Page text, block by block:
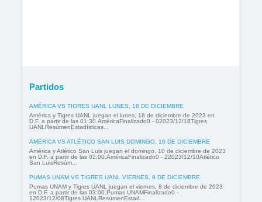
Partidos
AMÉRICA VS TIGRES UANL LUNES, 18 DE DICIEMBRE
América y Tigres UANL juegan el lunes, 18 de diciembre de 2023 en
D.F. a partir de las 01:30.AméricaFinalizado0 - 02023/12/18Tigres
UANLResúmenEstadísticas...
AMÉRICA VS ATLÉTICO SAN LUIS DOMINGO, 10 DE DICIEMBRE
América y Atlético San Luis juegan el domingo, 10 de diciembre de 2023
en D.F. a partir de las 02:00.AméricaFinalizado0 - 22023/12/10Atlético
San LuisResúm...
PUMAS UNAM VS TIGRES UANL VIERNES, 8 DE DICIEMBRE
Pumas UNAM y Tigres UANL juegan el viernes, 8 de diciembre de 2023
en D.F. a partir de las 03:00.Pumas UNAMFinalizado0 -
12023/12/08Tigres UANLResúmenEstad...